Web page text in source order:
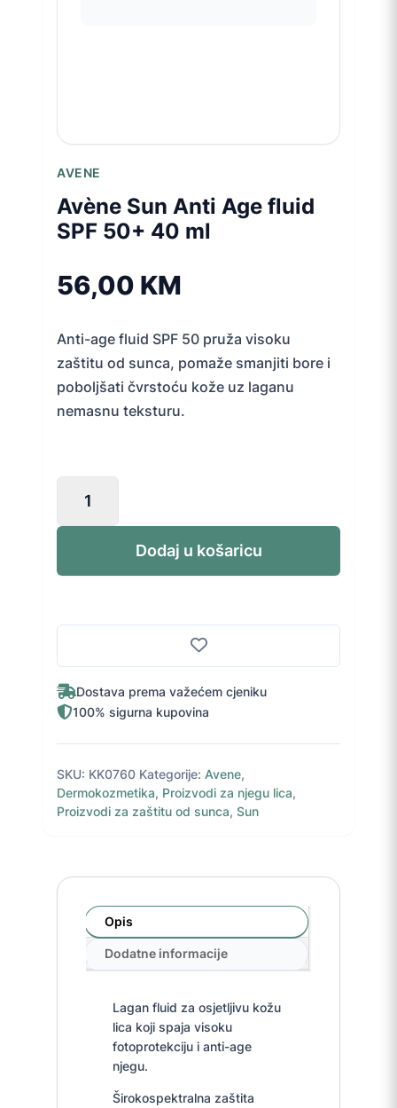
AVENE
Avène Sun Anti Age fluid
SPF 50+ 40 ml
56,00 KM
Anti-age fluid SPF 50 pruža visoku
zaštitu od sunca, pomaže smanjiti bore i
poboljšati čvrstoću kože uz laganu
nemasnu teksturu.
Anti
40
Dodaj u košaricu
Dostava prema važećem cjeniku
100% sigurna kupovina
SKU: KK0760 Kategorije: Avene,
Dermokozmetika, Proizvodi za njegu lica,
Proizvodi za zaštitu od sunca, Sun
Opis
Dodatne informacije
Lagan fluid za osjetljivu kožu
lica koji spaja visoku
fotoprotekciju i anti-age
njegu.
Širokospektralna zaštita